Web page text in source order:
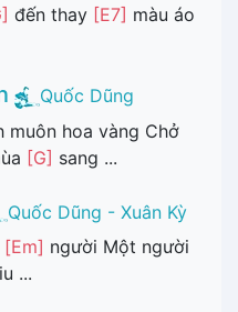
đến thay [E7] màu áo
Quốc Dũng
muôn hoa vàng Chở
[G] sang ...
Quốc Dũng - Xuân Kỳ
[Em] người Một người
...